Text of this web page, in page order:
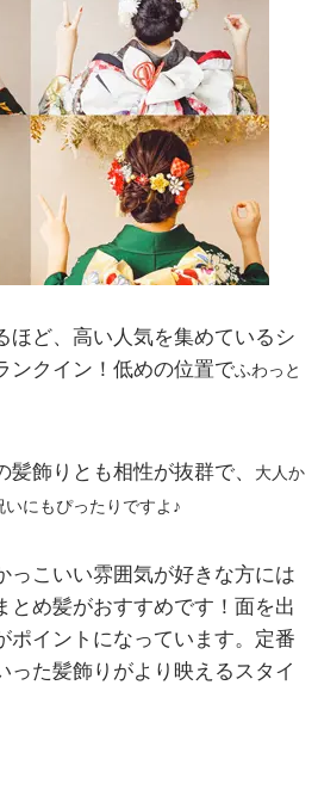
ほど、高い人気を集めているシ
ンクイン！低めの位置でふわっと
飾りとも相性が抜群で、
大人か
にもぴったりですよ♪
っこいい雰囲気が好きな方には
とめ髪がおすすめです！面を出
ポイントになっています。定番
った髪飾りがより映えるスタイ